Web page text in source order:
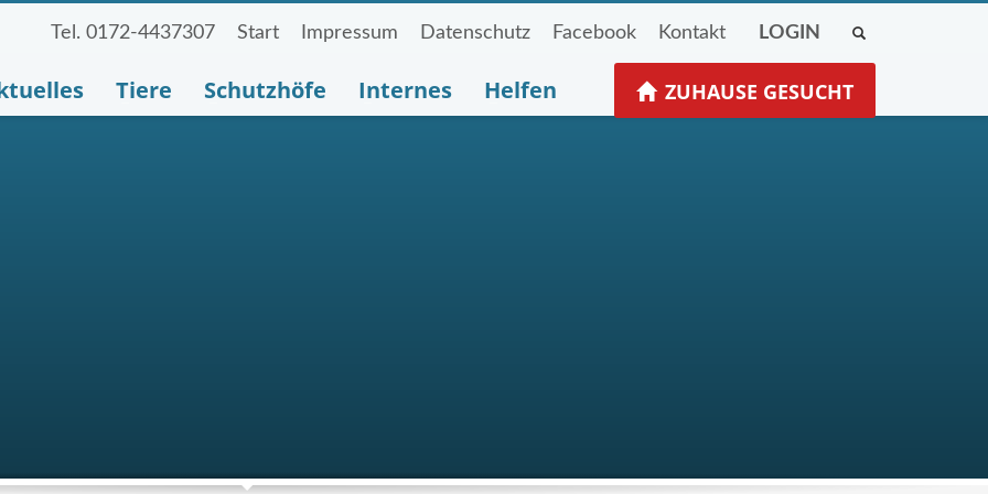
Tel. 0172-4437307 Start Impressum Datenschutz Facebook Kontakt LOGIN
Tiere Schutzhöfe Internes Helfen ZUHAUSE GESUCHT